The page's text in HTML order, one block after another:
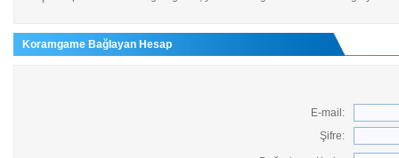
Koramgame Bağlayan Hesap
E-mail:
Şifre: